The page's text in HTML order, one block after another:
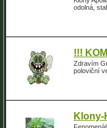
odolná,
!!!
Zdravím
poloviční
Klony-